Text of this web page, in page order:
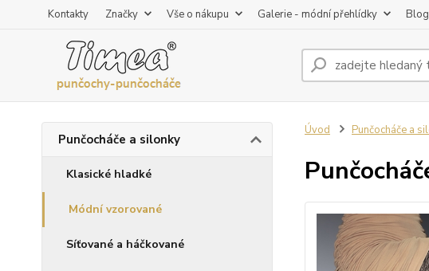
Kontakty Značky Vše o nákupu Galerie - módní přehlídky Blog
Punčocháče a silonky
Klasické hladké
Módní vzorované
Síťované a háčkované
Úvod Punčocháče a